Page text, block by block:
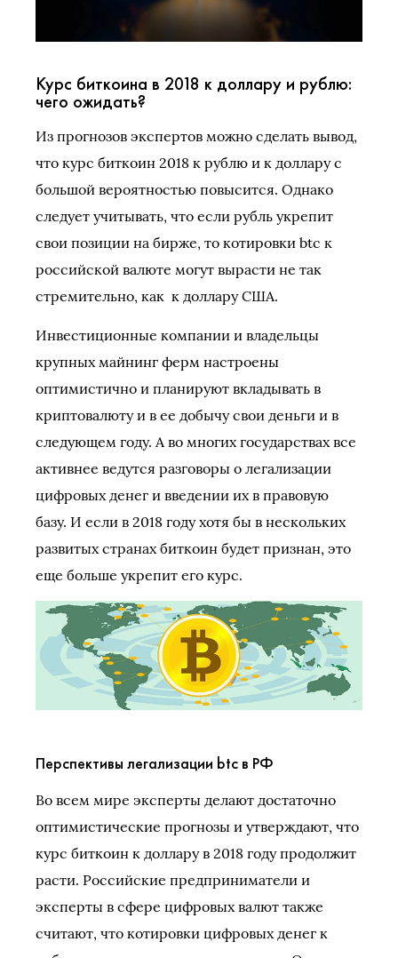
Курс биткоина в 2018 к доллару и рублю:
чего ожидать?
Из прогнозов экспертов можно сделать вывод,
что курс биткоин 2018 к рублю и к доллару с
большой вероятностью повысится. Однако
следует учитывать, что если рубль укрепит
свои позиции на бирже, то котировки btc к
российской валюте могут вырасти не так
стремительно, как к доллару США.
Инвестиционные компании и владельцы
крупных майнинг ферм настроены
оптимистично и планируют вкладывать в
криптовалюту и в ее добычу свои деньги и в
следующем году. А во многих государствах все
активнее ведутся разговоры о легализации
цифровых денег и введении их в правовую
базу. И если в 2018 году хотя бы в нескольких
развитых странах биткоин будет признан, это
еще больше укрепит его курс.
Перспективы легализации btc в РФ
Во всем мире эксперты делают достаточно
оптимистические прогнозы и утверждают, что
курс биткоин к доллару в 2018 году продолжит
расти. Российские предприниматели и
эксперты в сфере цифровых валют также
считают, что котировки цифровых денег к